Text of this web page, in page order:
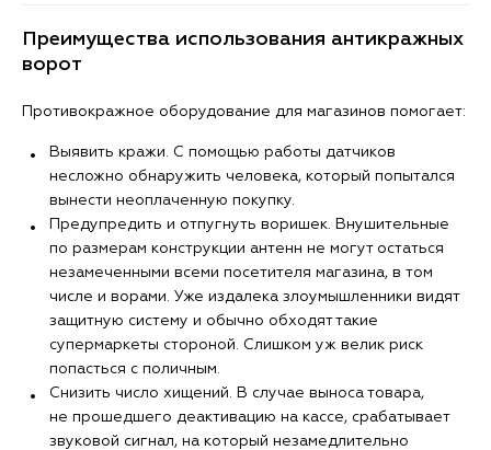
Преимущества использования антикражных
ворот
Противокражное оборудование для магазинов помогает:
Выявить кражи. С помощью работы датчиков
несложно обнаружить человека, который попытался
вынести неоплаченную покупку.
Предупредить и отпугнуть воришек. Внушительные
по размерам конструкции антенн не могут остаться
незамеченными всеми посетителя магазина, в том
числе и ворами. Уже издалека злоумышленники видят
защитную систему и обычно обходят такие
супермаркеты стороной. Слишком уж велик риск
попасться с поличным.
Снизить число хищений. В случае выноса товара,
не прошедшего деактивацию на кассе, срабатывает
звуковой сигнал, на который незамедлительно